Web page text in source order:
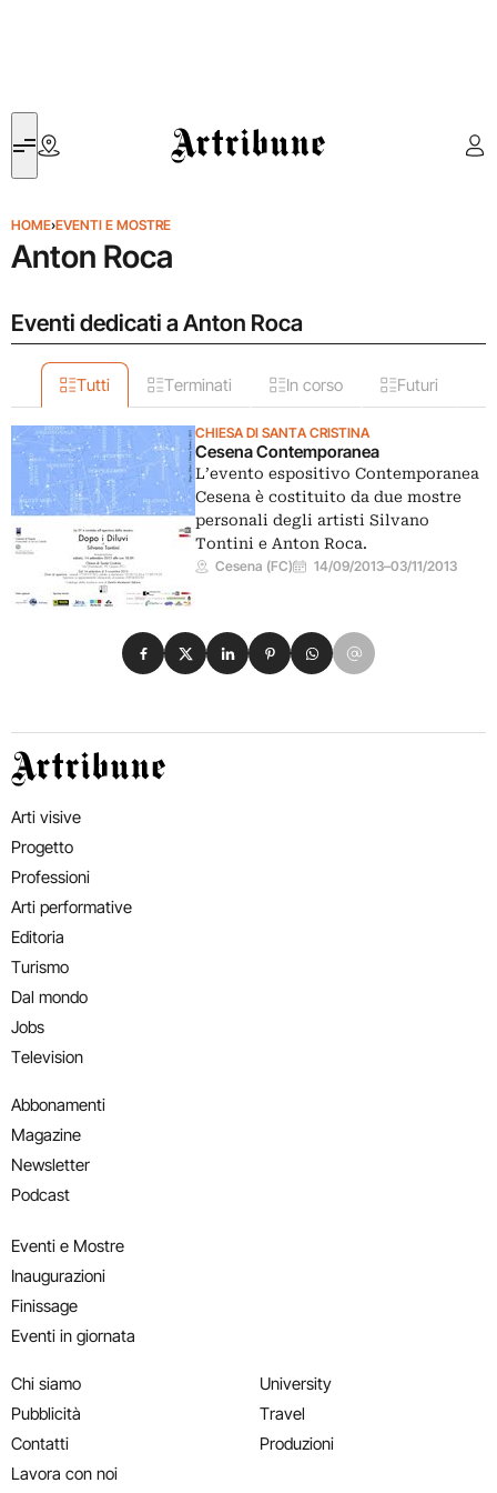
Artribune
HOME›EVENTI E MOSTRE
Anton Roca
Eventi dedicati a Anton Roca
Tutti Terminati In corso Futuri
CHIESA DI SANTA CRISTINA
Cesena Contemporanea
L’evento espositivo Contemporanea
Cesena è costituito da due mostre
personali degli artisti Silvano
Tontini e Anton Roca.
Cesena (FC) 14/09/2013–03/11/2013
Condividi su Facebook
Condividi su X
Condividi su LinkedIn
Condividi su Pinterest
Condividi su WhatsApp
Condividi su Email
Artribune
Arti visive
Progetto
Professioni
Arti performative
Editoria
Turismo
Dal mondo
Jobs
Television
Abbonamenti
Magazine
Newsletter
Podcast
Eventi e Mostre
Inaugurazioni
Finissage
Eventi in giornata
Chi siamo
Pubblicità
Contatti
Lavora con noi
University
Travel
Produzioni